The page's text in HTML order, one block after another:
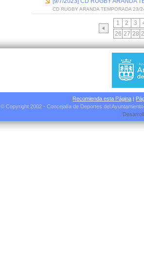
CD RUGBY ARANDA TEMPORADA 23/
1 2 3
26 27 28
Recomienda esta Página |
© Copyright 2002 - Concejalía de Deportes del